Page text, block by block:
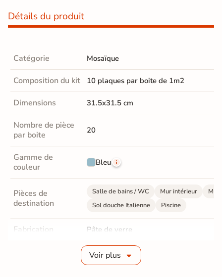
Détails du produit
Catégorie Mosaïque
Composition du kit 10 plaques par boite de 1m2
Dimensions 31.5x31.5 cm
Nombre de pièce
par boite
20
Gamme de
couleur
Bleu
Pièces de
destination
Salle de bains / WC Mur intérieur
Mur
Sol douche Italienne
Piscine
Fabrication Pâte de verre
3 mm
Voir plus